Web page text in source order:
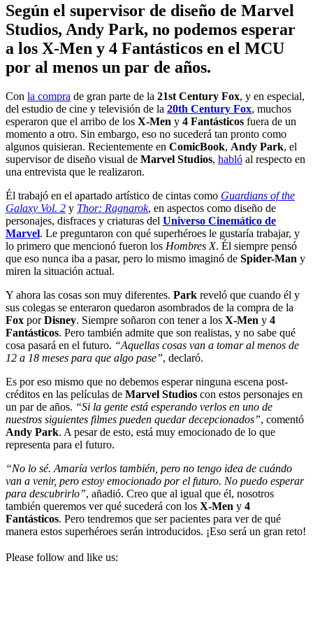
Según el supervisor de diseño de Marvel
Studios, Andy Park, no podemos esperar
a los X-Men y 4 Fantásticos en el MCU
por al menos un par de años.
Con la compra de gran parte de la 21st Century Fox, y en especial,
del estudio de cine y televisión de la 20th Century Fox, muchos
esperaron que el arribo de los X-Men y 4 Fantásticos fuera de un
momento a otro. Sin embargo, eso no sucederá tan pronto como
algunos quisieran. Recientemente en ComicBook, Andy Park, el
supervisor de diseño visual de Marvel Studios, habló al respecto en
una entrevista que le realizaron.
Él trabajó en el apartado artístico de cintas como Guardians of the
Galaxy Vol. 2 y Thor: Ragnarok, en aspectos como diseño de
personajes, disfraces y criaturas del Universo Cinemático de
Marvel. Le preguntaron con qué superhéroes le gustaría trabajar, y
lo primero que mencionó fueron los Hombres X. Él siempre pensó
que eso nunca iba a pasar, pero lo mismo imaginó de Spider-Man y
miren la situación actual.
Y ahora las cosas son muy diferentes. Park reveló que cuando él y
sus colegas se enteraron quedaron asombrados de la compra de la
Fox porDisney. Siempre soñaron con tener a los X-Men y 4
Fantásticos. Pero también admite que son realistas, y no sabe qué
cosa pasará en el futuro. “Aquellas cosas van a tomar al menos de
12 a 18 meses para que algo pase”, declaró.
Es por eso mismo que no debemos esperar ninguna escena post-
créditos en las películas de Marvel Studios con estos personajes en
un par de años. “Si la gente está esperando verlos en uno de
nuestros siguientes filmes pueden quedar decepcionados”, comentó
Andy Park. A pesar de esto, está muy emocionado de lo que
representa para el futuro.
“No lo sé. Amaría verlos también, pero no tengo idea de cuándo
van a venir, pero estoy emocionado por el futuro. No puedo esperar
para descubrirlo”, añadió. Creo que al igual que él, nosotros
también queremos ver qué sucederá con los X-Men y 4
Fantásticos. Pero tendremos que ser pacientes para ver de qué
manera estos superhéroes serán introducidos. ¡Eso será un gran reto!
Please follow and like us: